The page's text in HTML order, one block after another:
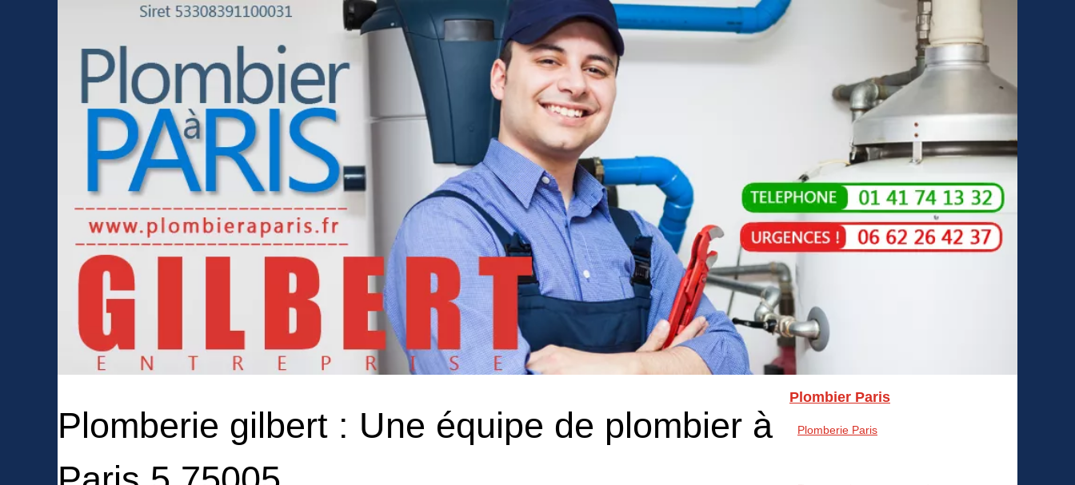
Plomberie gilbert : Une équipe de plombier à
Plombier Paris
Plomberie Paris